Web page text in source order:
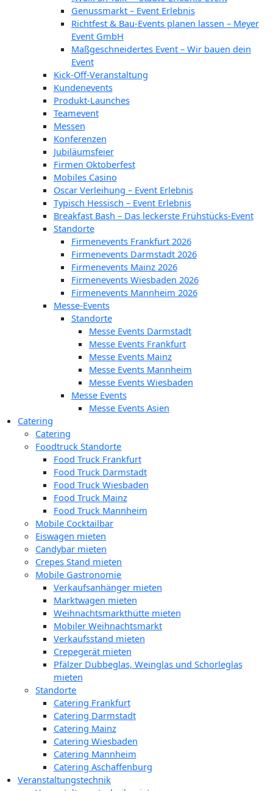
Genussmarkt – Event Erlebnis
Richtfest & Bau-Events planen lassen – Meyer
Event GmbH
Maßgeschneidertes Event – Wir bauen dein
Event
Kick-Off-Veranstaltung
Kundenevents
Produkt-Launches
Teamevent
Messen
Konferenzen
Jubiläumsfeier
Firmen Oktoberfest
Mobiles Casino
Oscar Verleihung – Event Erlebnis
Typisch Hessisch – Event Erlebnis
Breakfast Bash – Das leckerste Frühstücks-Event
Standorte
Firmenevents Frankfurt 2026
Firmenevents Darmstadt 2026
Firmenevents Mainz 2026
Firmenevents Wiesbaden 2026
Firmenevents Mannheim 2026
Messe-Events
Standorte
Messe Events Darmstadt
Messe Events Frankfurt
Messe Events Mainz
Messe Events Mannheim
Messe Events Wiesbaden
Messe Events
Messe Events Asien
Catering
Catering
Foodtruck Standorte
Food Truck Frankfurt
Food Truck Darmstadt
Food Truck Wiesbaden
Food Truck Mainz
Food Truck Mannheim
Mobile Cocktailbar
Eiswagen mieten
Candybar mieten
Crepes Stand mieten
Mobile Gastronomie
Verkaufsanhänger mieten
Marktwagen mieten
Weihnachtsmarkthütte mieten
Mobiler Weihnachtsmarkt
Verkaufsstand mieten
Crepegerät mieten
Pfälzer Dubbeglas, Weinglas und Schorleglas
mieten
Standorte
Catering Frankfurt
Catering Darmstadt
Catering Mainz
Catering Wiesbaden
Catering Mannheim
Catering Aschaffenburg
Veranstaltungstechnik